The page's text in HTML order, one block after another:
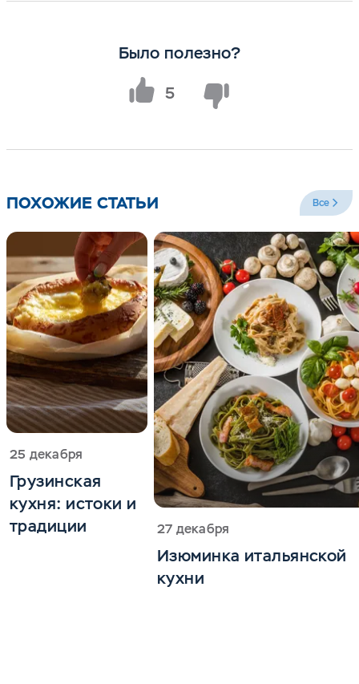
Было полезно?
5
ПОХОЖИЕ СТАТЬИ Все
25 декабря
Грузинская
кухня: истоки и
традиции
27 декабря
Изюминка итальянской
кухни